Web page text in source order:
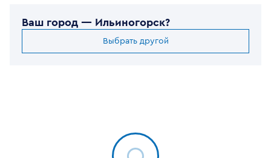
Ваш город — Ильиногорск?
Выбрать другой